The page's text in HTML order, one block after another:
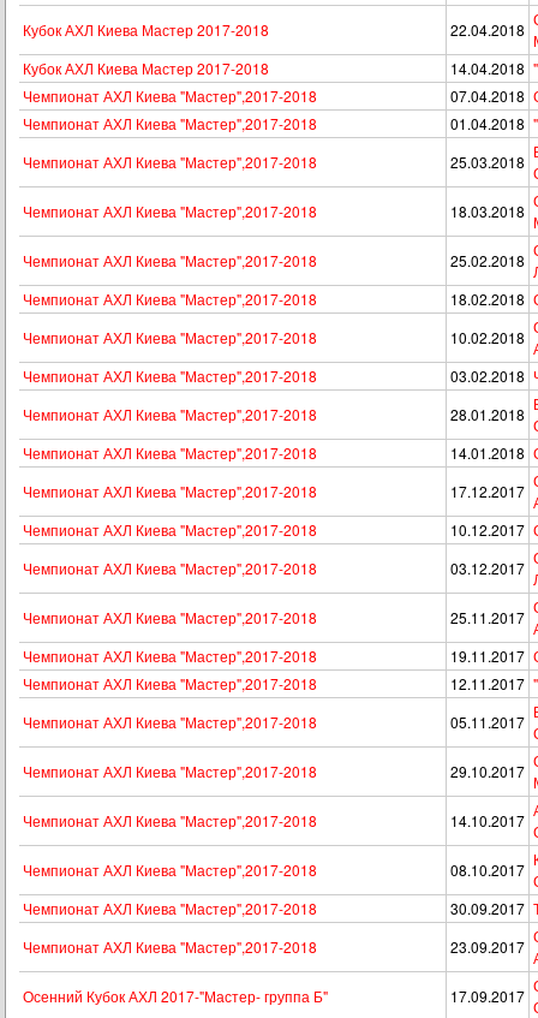
Кубок АХЛ Киева Мастер 2017-2018 22.04.2018
Кубок АХЛ Киева Мастер 2017-2018
14.04.2018
Чемпионат АХЛ Киева "Мастер",2017-2018
07.04.2018
Чемпионат АХЛ Киева "Мастер",2017-2018
01.04.2018
Чемпионат АХЛ Киева "Мастер",2017-2018
25.03.2018
Чемпионат АХЛ Киева "Мастер",2017-2018
18.03.2018
Чемпионат АХЛ Киева "Мастер",2017-2018
25.02.2018
Чемпионат АХЛ Киева "Мастер",2017-2018
18.02.2018
Чемпионат АХЛ Киева "Мастер",2017-2018
10.02.2018
Чемпионат АХЛ Киева "Мастер",2017-2018
03.02.2018
Чемпионат АХЛ Киева "Мастер",2017-2018
28.01.2018
Чемпионат АХЛ Киева "Мастер",2017-2018
14.01.2018
Чемпионат АХЛ Киева "Мастер",2017-2018
17.12.2017
Чемпионат АХЛ Киева "Мастер",2017-2018
10.12.2017
Чемпионат АХЛ Киева "Мастер",2017-2018
03.12.2017
Чемпионат АХЛ Киева "Мастер",2017-2018
25.11.2017
Чемпионат АХЛ Киева "Мастер",2017-2018
19.11.2017
Чемпионат АХЛ Киева "Мастер",2017-2018
12.11.2017
Чемпионат АХЛ Киева "Мастер",2017-2018
05.11.2017
Чемпионат АХЛ Киева "Мастер",2017-2018
29.10.2017
Чемпионат АХЛ Киева "Мастер",2017-2018
14.10.2017
Чемпионат АХЛ Киева "Мастер",2017-2018
08.10.2017
Чемпионат АХЛ Киева "Мастер",2017-2018
30.09.2017
Чемпионат АХЛ Киева "Мастер",2017-2018
23.09.2017
Осенний Кубок АХЛ 2017-"Мастер- группа Б"
17.09.2017